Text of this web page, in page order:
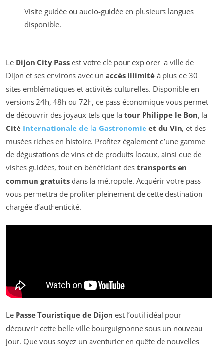
Visite guidée ou audio-guidée en plusieurs langues
disponible.
Le Dijon City Pass est votre clé pour explorer la ville de
Dijon et ses environs avec un accès illimité à plus de 30
sites emblématiques et activités culturelles. Disponible en
versions 24h, 48h ou 72h, ce pass économique vous permet
de découvrir des joyaux tels que la tour Philippe le Bon, la
Cité Internationale de la Gastronomie et du Vin, et des
musées riches en histoire. Profitez également d’une gamme
de dégustations de vins et de produits locaux, ainsi que de
visites guidées, tout en bénéficiant des transports en
commun gratuits dans la métropole. Acquérir votre pass
vous permettra de profiter pleinement de cette destination
chargée d’authenticité.
Le Passe Touristique de Dijon est l’outil idéal pour
découvrir cette belle ville bourguignonne sous un nouveau
jour. Que vous soyez un aventurier en quête de nouvelles